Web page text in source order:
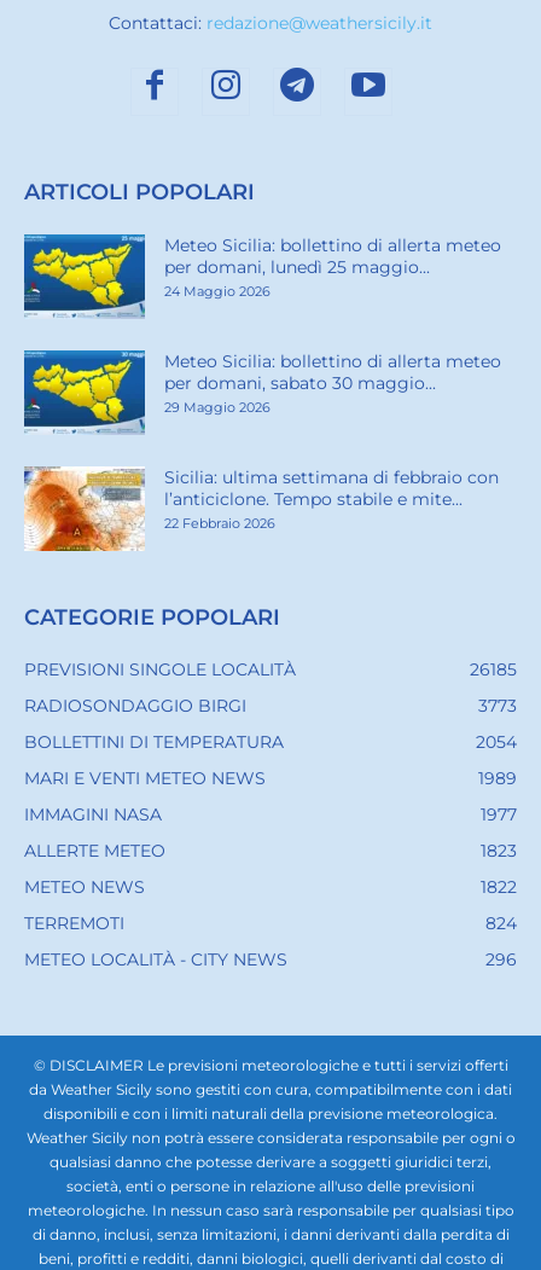
Contattaci: redazione@weathersicily.it
ARTICOLI POPOLARI
Meteo Sicilia: bollettino di allerta meteo
per domani, lunedì 25 maggio...
24 Maggio 2026
Meteo Sicilia: bollettino di allerta meteo
per domani, sabato 30 maggio...
29 Maggio 2026
Sicilia: ultima settimana di febbraio con
l’anticiclone. Tempo stabile e mite...
22 Febbraio 2026
CATEGORIE POPOLARI
PREVISIONI SINGOLE LOCALITÀ
26185
RADIOSONDAGGIO BIRGI
3773
BOLLETTINI DI TEMPERATURA
2054
MARI E VENTI METEO NEWS
1989
IMMAGINI NASA
1977
ALLERTE METEO
1823
METEO NEWS
1822
TERREMOTI
824
METEO LOCALITÀ - CITY NEWS
296
© DISCLAIMER Le previsioni meteorologiche e tutti i servizi offerti
da Weather Sicily sono gestiti con cura, compatibilmente con i dati
disponibili e con i limiti naturali della previsione meteorologica.
Weather Sicily non potrà essere considerata responsabile per ogni o
qualsiasi danno che potesse derivare a soggetti giuridici terzi,
società, enti o persone in relazione all'uso delle previsioni
meteorologiche. In nessun caso sarà responsabile per qualsiasi tipo
di danno, inclusi, senza limitazioni, i danni derivanti dalla perdita di
beni, profitti e redditi, danni biologici, quelli derivanti dal costo di